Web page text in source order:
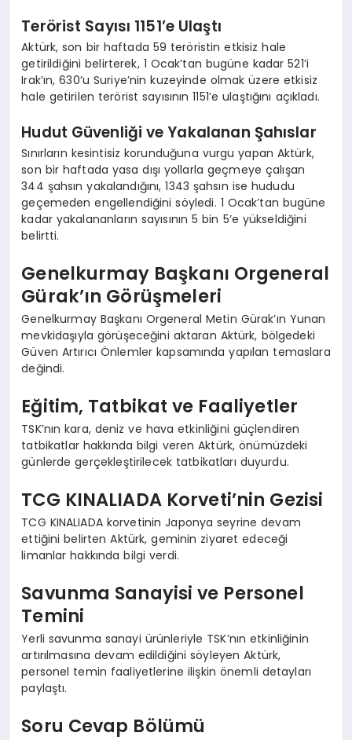
Terörist Sayısı 1151’e Ulaştı
Aktürk, son bir haftada 59 teröristin etkisiz hale
getirildiğini belirterek, 1 Ocak’tan bugüne kadar 521’i
Irak’ın, 630’u Suriye’nin kuzeyinde olmak üzere etkisiz
hale getirilen terörist sayısının 1151’e ulaştığını açıkladı.
Hudut Güvenliği ve Yakalanan Şahıslar
Sınırların kesintisiz korunduğuna vurgu yapan Aktürk,
son bir haftada yasa dışı yollarla geçmeye çalışan
344 şahsın yakalandığını, 1343 şahsın ise hududu
geçemeden engellendiğini söyledi. 1 Ocak’tan bugüne
kadar yakalananların sayısının 5 bin 5’e yükseldiğini
belirtti.
Genelkurmay Başkanı Orgeneral
Gürak’ın Görüşmeleri
Genelkurmay Başkanı Orgeneral Metin Gürak’ın Yunan
mevkidaşıyla görüşeceğini aktaran Aktürk, bölgedeki
Güven Artırıcı Önlemler kapsamında yapılan temaslara
değindi.
Eğitim, Tatbikat ve Faaliyetler
TSK’nın kara, deniz ve hava etkinliğini güçlendiren
tatbikatlar hakkında bilgi veren Aktürk, önümüzdeki
günlerde gerçekleştirilecek tatbikatları duyurdu.
TCG KINALIADA Korveti’nin Gezisi
TCG KINALIADA korvetinin Japonya seyrine devam
ettiğini belirten Aktürk, geminin ziyaret edeceği
limanlar hakkında bilgi verdi.
Savunma Sanayisi ve Personel
Temini
Yerli savunma sanayi ürünleriyle TSK’nın etkinliğinin
artırılmasına devam edildiğini söyleyen Aktürk,
personel temin faaliyetlerine ilişkin önemli detayları
paylaştı.
Soru Cevap Bölümü